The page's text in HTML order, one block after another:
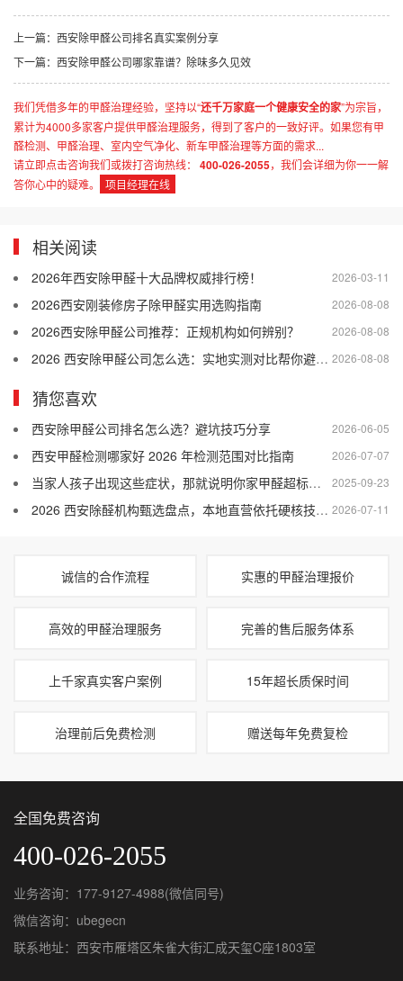
上一篇： 西安除甲醛公司排名真实案例分享
下一篇： 西安除甲醛公司哪家靠谱？除味多久见效
我们凭借多年的甲醛治理经验，坚持以“还千万家庭一个健康安全的家”为宗旨，
累计为4000多家客户提供甲醛治理服务，得到了客户的一致好评。如果您有甲
醛检测、甲醛治理、室内空气净化、新车甲醛治理等方面的需求...
请立即点击咨询我们或拨打咨询热线：
400-026-2055，我们会详细为你一一解
答你心中的疑难。
项目经理在线
相关阅读
2026-03-11
2026年西安除甲醛十大品牌权威排行榜！
2026-08-08
2026西安刚装修房子除甲醛实用选购指南
2026-08-08
2026西安除甲醛公司推荐：正规机构如何辨别？
2026-08-08
2026 西安除甲醛公司怎么选：实地实测对比帮你避开差商家
猜您喜欢
2026-06-05
西安除甲醛公司排名怎么选？避坑技巧分享
2026-07-07
西安甲醛检测哪家好 2026 年检测范围对比指南
2025-09-23
当家人孩子出现这些症状，那就说明你家甲醛超标了！
2026-07-11
2026 西安除醛机构甄选盘点，本地直营依托硬核技术完善售后收获好口碑
诚信的合作流程 实惠的甲醛治理报价
高效的甲醛治理服务 完善的售后服务体系
上千家真实客户案例 15年超长质保时间
治理前后免费检测 赠送每年免费复检
全国免费咨询
400-026-2055
业务咨询：177-9127-4988(微信同号)
微信咨询：ubegecn
联系地址：西安市雁塔区朱雀大街汇成天玺C座1803室